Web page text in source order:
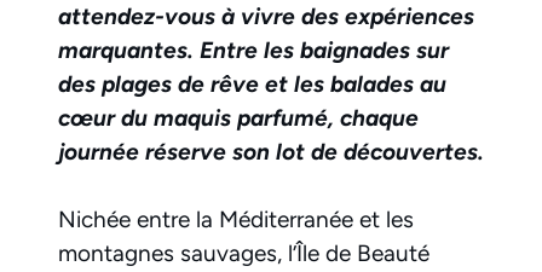
attendez-vous à vivre des expériences
marquantes. Entre les baignades sur
des plages de rêve et les balades au
cœur du maquis parfumé, chaque
journée réserve son lot de découvertes.
Nichée entre la Méditerranée et les
montagnes sauvages, l’Île de Beauté